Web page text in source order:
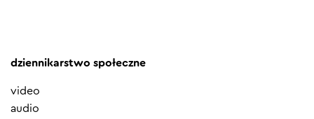
dziennikarstwo społeczne
video
audio